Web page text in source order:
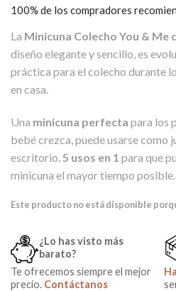
Valorado
5.00 sobre
en
1
puntuación
100% de los compradores
La Minicuna Colecho You & Me
diseño elegante y sencillo, es
práctica para el colecho durante
en casa.
Una minicuna perfecta para los
bebé crezca, puede usarse como
escritorio.5 usos en 1 para que
minicuna el mayor tiempo posible.
Este producto no está disponible
¿Lo has visto más
barato?
Te ofrecemos siempre el mejor
precio. Contáctanos